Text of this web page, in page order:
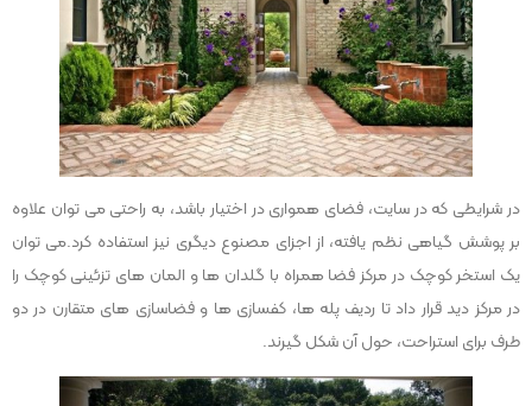
در شرایطی که در سایت، فضای همواری در اختیار باشد، به راحتی می توان علاوه
بر پوشش گیاهی نظم یافته، از اجزای مصنوع دیگری نیز استفاده کرد.می توان
یک استخر کوچک در مرکز فضا همراه با گلدان ها و المان های تزئینی کوچک را
در مرکز دید قرار داد تا ردیف پله ها، کفسازی ها و فضاسازی های متقارن در دو
طرف برای استراحت، حول آن شکل گیرند.